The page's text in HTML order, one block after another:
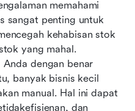
memahami
sangat penting untuk
kehabisan stok
yang mahal.
dengan benar
banyak bisnis kecil
manual. Hal ini dapat
dan
tahun 2026
inventaris
Anda
inventaris gratis